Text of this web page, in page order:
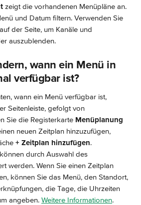
zeigt die vorhandenen Menüpläne an.
und Datum filtern. Verwenden Sie
der Seite, um Kanäle und
auszublenden.
wann ein Menü in
verfügbar ist?
wann ein Menü verfügbar ist,
Seitenleiste, gefolgt von
Sie die Registerkarte Menüplanung
neuen Zeitplan hinzuzufügen,
+ Zeitplan hinzufügen.
durch Auswahl des
werden. Wenn Sie einen Zeitplan
können Sie das Menü, den Standort,
die Tage, die Uhrzeiten
angeben. Weitere Informationen.